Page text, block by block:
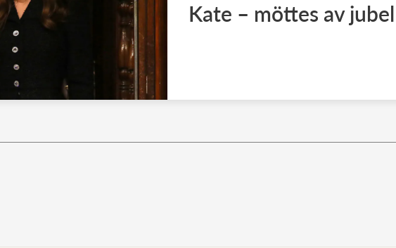
Kate – möttes av jubel